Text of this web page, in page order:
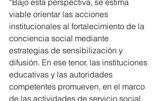
“Bajo esta perspectiva, se estima
viable orientar las acciones
institucionales al fortalecimiento de la
conciencia social mediante
estrategias de sensibilización y
difusión. En ese tenor, las instituciones
educativas y las autoridades
competentes promueven, en el marco
de las actividades de servicio social,